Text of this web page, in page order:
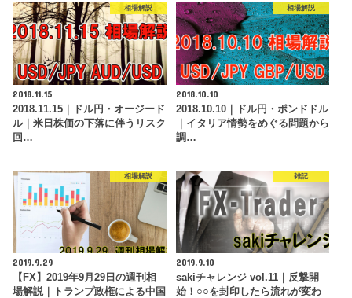
相場解説
2018.11.15
2018.11.15｜ドル円・オージード
ル｜米日株価の下落に伴うリスク
回…
相場解説
2018.10.10
2018.10.10｜ドル円・ポンドドル
｜イタリア情勢をめぐる問題から
調…
相場解説
2019.9.29
【FX】2019年9月29日の週刊相
場解説｜トランプ政権による中国
雑記
2019.9.10
sakiチャレンジ vol.11｜反撃開
始！○○を封印したら流れが変わ